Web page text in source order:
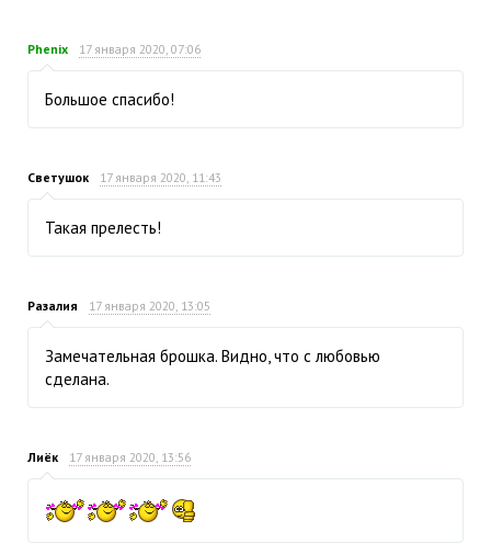
Phenix 17 января 2020, 07:06
Большое спасибо!
Светушок 17 января 2020, 11:43
Такая прелесть!
Разалия 17 января 2020, 13:05
Замечательная брошка. Видно, что с любовью
сделана.
Лиёк 17 января 2020, 13:56